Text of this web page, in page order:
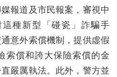
報道及市民報案，審視中
種新型「碰瓷」詐騙手
意外索償機制，提供虛假
索償和誇大保險索償的金
嚴厲執法。此外，警方並